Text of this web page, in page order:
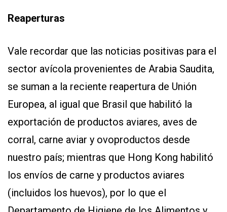
Reaperturas
Vale recordar que las noticias positivas para el
sector avícola provenientes de Arabia Saudita,
se suman a la reciente reapertura de Unión
Europea, al igual que Brasil que habilitó la
exportación de productos aviares, aves de
corral, carne aviar y ovoproductos desde
nuestro país; mientras que Hong Kong habilitó
los envíos de carne y productos aviares
(incluidos los huevos), por lo que el